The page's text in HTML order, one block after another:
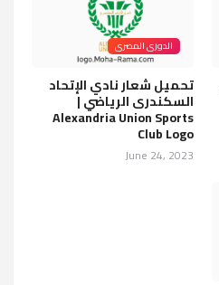
الدورى المصرى
تحميل شعار نادي الإتحاد
السكندرى الرياضي |
Alexandria Union Sports
Club Logo
June 24, 2023